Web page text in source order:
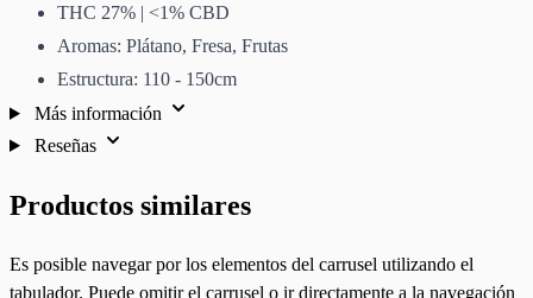
THC 27% | <1% CBD
Aromas: Plátano, Fresa, Frutas
Estructura: 110 - 150cm
Más información
Reseñas
Productos similares
Es posible navegar por los elementos del carrusel utilizando el
tabulador. Puede omitir el carrusel o ir directamente a la navegación